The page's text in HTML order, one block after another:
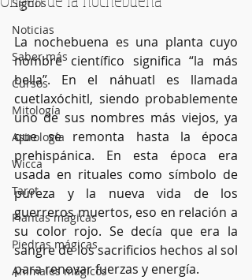
Signos
Noticias
Saber más
Cursos
Mitología
Astrología
Wicca
Tarot
Plantas mágicas
Piedras mágicas
Animales mágicos
La nochebuena es una planta cuyo
nombre científico significa “la más
bella”. En el náhuatl es llamada
cuetlaxóchitl, siendo probablemente
uno de sus nombres más viejos, ya
que se remonta hasta la época
prehispánica. En esta época era
usada en rituales como símbolo de
pureza y la nueva vida de los
guerreros muertos, eso en relación a
su color rojo. Se decía que era la
sangre de los sacrificios hechos al sol
para renovar fuerzas y energía.